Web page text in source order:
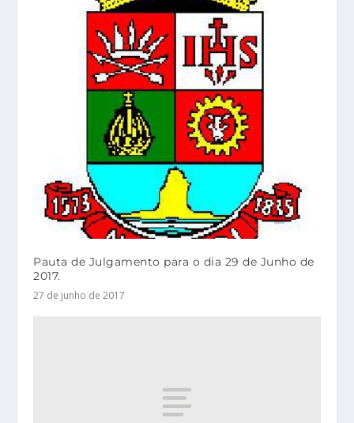
Pauta de Julgamento para o dia 29 de Junho de
2017.
27 de junho de 2017